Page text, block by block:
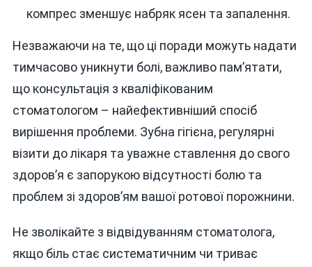
компрес зменшує набряк ясен та запалення.
Незважаючи на те, що ці поради можуть надати
тимчасово уникнути болі, важливо пам’ятати,
що консультація з кваліфікованим
стоматологом – найефективніший спосіб
вирішення проблеми. Зубна гігієна, регулярні
візити до лікаря та уважне ставлення до свого
здоров’я є запорукою відсутності болю та
проблем зі здоров’ям вашої ротової порожнини.
Не зволікайте з відвідуванням стоматолога,
якщо біль стає систематичним чи триває